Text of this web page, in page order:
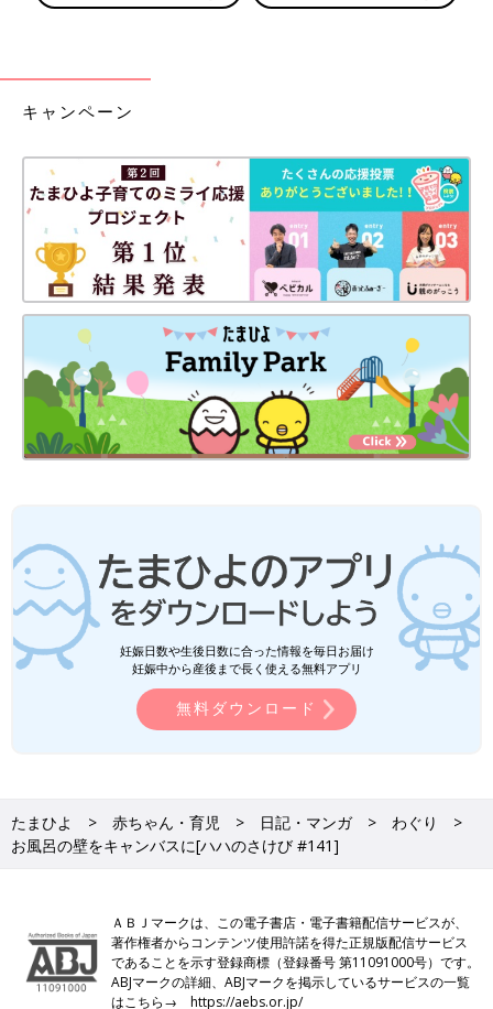
キャンペーン
妊娠日数や生後日数に合った情報を毎日お届け
妊娠中から産後まで長く使える無料アプリ
無料ダウンロード
たまひよ 赤ちゃん・育児 日記・マンガ
わぐり
お風呂の壁をキャンバスに[ハハのさけび #141]
ＡＢＪマークは、この電子書店・電子書籍配信サービスが、
著作権者からコンテンツ使用許諾を得た正規版配信サービス
であることを示す登録商標（登録番号 第11091000号）です。
ABJマークの詳細、ABJマークを掲示しているサービスの一覧
はこちら→https://aebs.or.jp/